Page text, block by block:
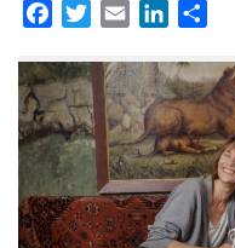
FacebookTwitterEmail LinkedIn